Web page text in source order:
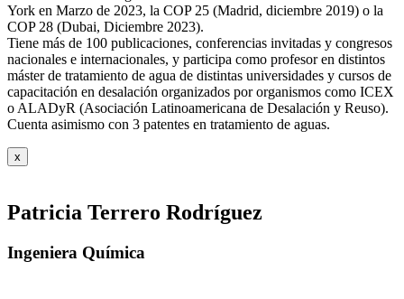
York en Marzo de 2023, la COP 25 (Madrid, diciembre 2019) o la
COP 28 (Dubai, Diciembre 2023).
Tiene más de 100 publicaciones, conferencias invitadas y congresos
nacionales e internacionales, y participa como profesor en distintos
máster de tratamiento de agua de distintas universidades y cursos de
capacitación en desalación organizados por organismos como ICEX
o ALADyR (Asociación Latinoamericana de Desalación y Reuso).
Cuenta asimismo con 3 patentes en tratamiento de aguas.
x
Patricia Terrero Rodríguez
Ingeniera Química